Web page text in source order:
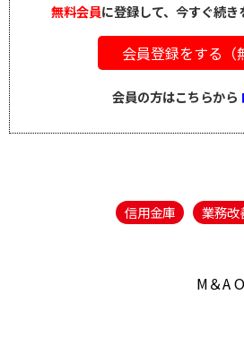
無料会員に登録して、今すぐ続き
会員登録をする（
会員の方はこちらから
信用金庫 業務改
M＆A